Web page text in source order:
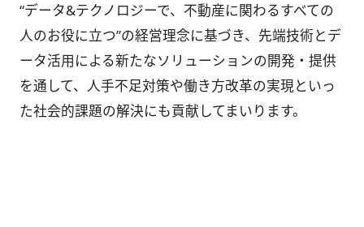
“データ&テクノロジーで、不動産に関わるすべての
人のお役に立つ”の経営理念に基づき、先端技術とデ
ータ活用による新たなソリューションの開発・提供
を通して、人手不足対策や働き方改革の実現といっ
た社会的課題の解決にも貢献してまいります。